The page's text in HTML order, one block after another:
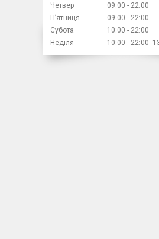
Четвер
09:00
22:00
Пʼятниця
09:00
22:00
Субота
10:00
22:00
Неділя
10:00 22:00